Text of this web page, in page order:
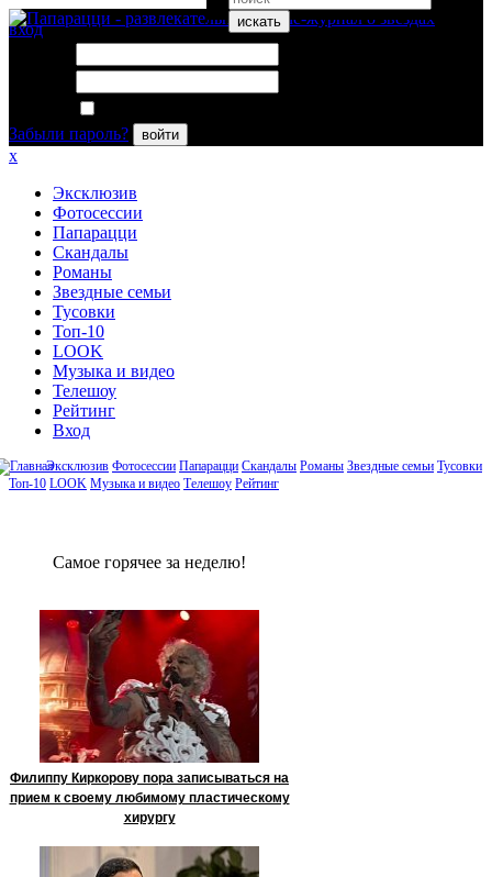
искать
вход
Забыли пароль?
войти
x
Эксклюзив
Фотосессии
Папарацци
Скандалы
Романы
Звездные семьи
Тусовки
Топ-10
LOOK
Музыка и видео
Телешоу
Рейтинг
Вход
Эксклюзив Фотосессии Папарацци Скандалы Романы Звездные семьи Тусовки
Топ-10 LOOK Музыка и видео Телешоу Рейтинг
Сaмое гoрячее за неделю!
Филиппу Киркорову пора записываться на
прием к своему любимому пластическому
хирургу